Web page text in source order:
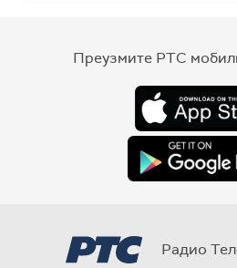
Преузмите РТС
Радио